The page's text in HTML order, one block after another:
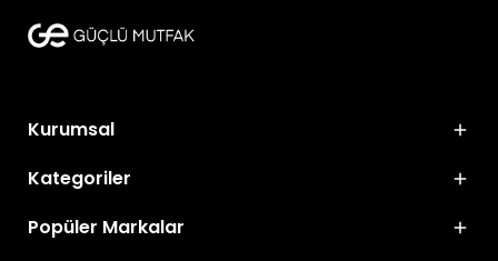
Kurumsal
Kategoriler
Popüler Markalar